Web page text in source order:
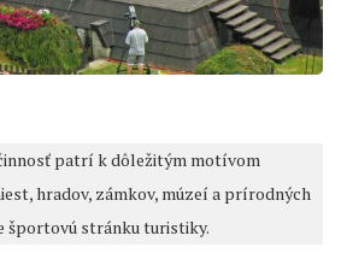
patrí k dôležitým motívom
hradov, zámkov, múzeí a prírodných
športovú stránku turistiky.